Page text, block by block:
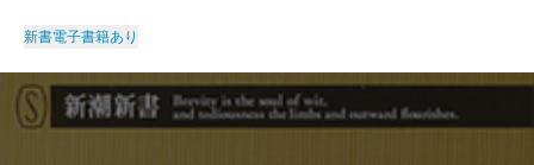
新書電子書籍あり